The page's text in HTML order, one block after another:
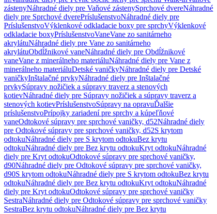
zástenyNáhradné diely pre Vaňové zástenySprchové dvereNáhradné
diely pre Sprchové dverePríslušenstvoNáhradné diely pre
PríslušenstvoVýklenkové odkladacie boxy pre sprchyVýklenkové
odkladacie boxyPríslušenstvoVaneVane zo sanitárneho
akrylátuNáhradné diely pre Vane zo sanitárneho
akrylátuObdĺžnikové vaneNáhradné diely pre Obdĺžnikové
vaneVane z minerálneho materiáluNáhradné diely pre Vane z
minerálneho materiáluDetské vaničkyNáhradné diely pre Detské
vaničkyInštalačné prvkyNáhradné diely pre Inštalačné
prvkySúpravy nožičiek a súpravy traverz a stenových
kotievNáhradné diely pre Súpravy nožičiek a súpravy traverz a
stenových kotievPríslušenstvoSúpravy na opravuĎalšie
príslušenstvoPrípojky zariadení pre sprchy a kúpeľňové
vaneOdtokové súpravy pre sprchové vaničky, d52Náhradné diely
pre Odtokové súpravy pre sprchové vaničky, d52S krytom
odtokuNáhradné diely pre S krytom odtokuBez krytu
odtokuNáhradné diely pre Bez krytu odtokuKryt odtokuNáhradné
diely pre Kryt odtokuOdtokové súpravy pre sprchové vaničky,
d90Náhradné diely pre Odtokové súpravy pre sprchové vaničky,
d90S krytom odtokuNáhradné diely pre S krytom odtokuBez krytu
odtokuNáhradné diely pre Bez krytu odtokuKryt odtokuNáhradné
diely pre Kryt odtokuOdtokové súpravy pre sprchové vaničky
SestraNáhradné diely pre Odtokové súpravy pre sprchové vaničky
SestraBez krytu odtokuNáhradné diely pre Bez krytu